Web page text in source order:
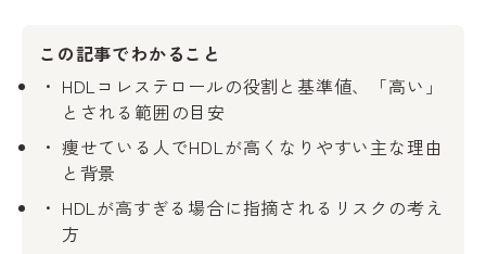
この記事でわかること
HDLコレステロールの役割と基準値、「高い」
とされる範囲の目安
痩せている人でHDLが高くなりやすい主な理由
と背景
HDLが高すぎる場合に指摘されるリスクの考え
方